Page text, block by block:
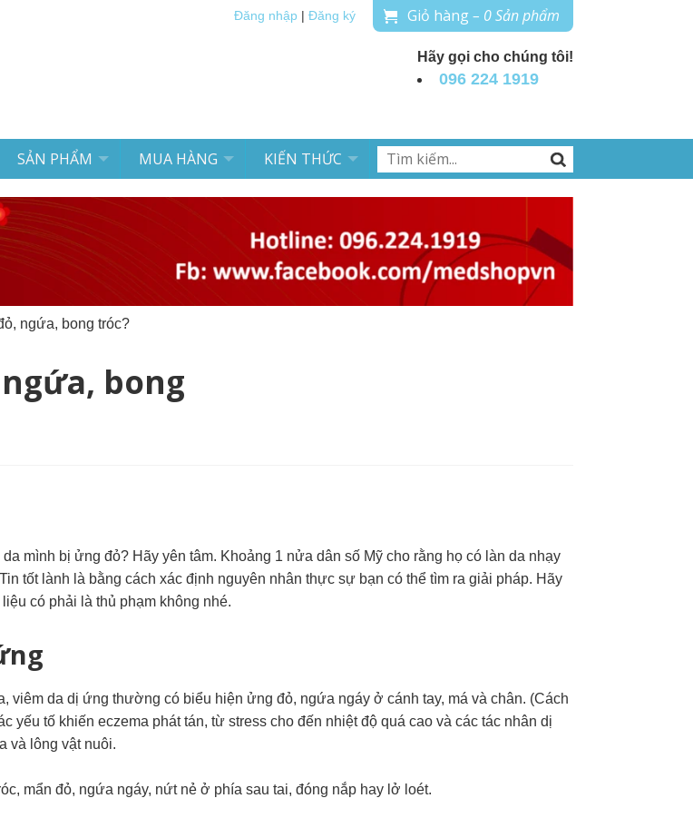
Đăng nhập Đăng ký Giỏ hàng– 0 Sản phẩm
Hãy gọi cho chúng tôi!
096 224 1919
SẢN PHẨM MUA HÀNG KIẾN THỨC
ngứa, bong tróc?
bong
mình bị ửng đỏ? Hãy yên tâm. Khoảng 1 nửa dân số Mỹ cho rằng họ có làn da nhạy
tốt lành là bằng cách xác định nguyên nhân thực sự bạn có thể tìm ra giải pháp. Hãy
có phải là thủ phạm không nhé.
viêm da dị ứng thường có biểu hiện ửng đỏ, ngứa ngáy ở cánh tay, má và chân. (Cách
yếu tố khiến eczema phát tán, từ stress cho đến nhiệt độ quá cao và các tác nhân dị
và lông vật nuôi.
mẩn đỏ, ngứa ngáy, nứt nẻ ở phía sau tai, đóng nắp hay lở loét.